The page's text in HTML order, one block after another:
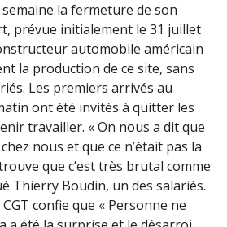
semaine la fermeture de son
prévue initialement le 31 juillet
automobile américain
la production de ce site, sans
Les premiers arrivés au
ont été invités à quitter les
travailler. « On nous a dit que
nous et que ce n’était pas la
que c’est très brutal comme
Thierry Boudin, un des salariés.
confie que « Personne ne